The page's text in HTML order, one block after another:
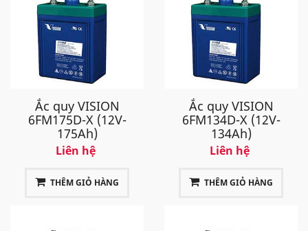
Ắc quy VISION
6FM175D-X (12V-
175Ah)
Liên hệ
THÊM GIỎ HÀNG
Ắc quy VISION
6FM134D-X (12V-
134Ah)
Liên hệ
THÊM GIỎ HÀNG